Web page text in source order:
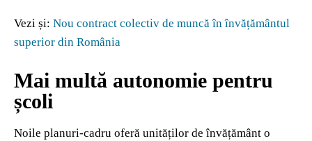
Vezi și: Nou contract colectiv de muncă în învățământul
superior din România
Mai multă autonomie pentru
școli
Noile planuri-cadru oferă unităților de învățământ o